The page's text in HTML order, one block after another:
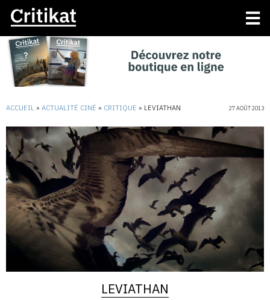
ACCUEIL » ACTUALITÉ CINÉ » CRITIQUE » LEVIATHAN 27 AOÛT 2013
LEVIATHAN